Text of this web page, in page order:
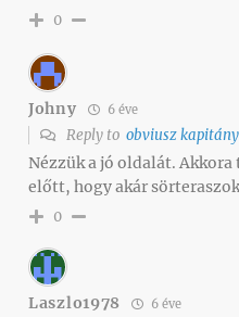
0
Johny 6 éve
Reply to obviusz kapitány
Nézzük a jó oldalát.
előtt, hogy akár
0
Laszlo1978 6 éve